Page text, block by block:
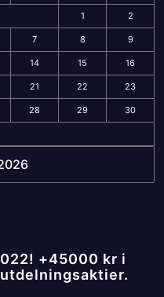
1 2
7 8 9
14 15 16
21 22 23
28 29 30
+45000 kr i